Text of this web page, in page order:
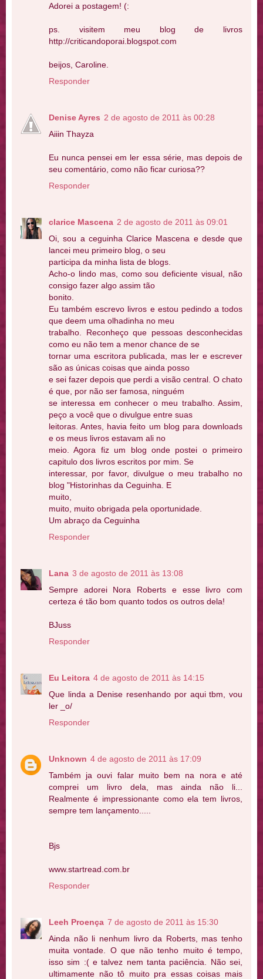
Adorei a postagem! (:
ps. visitem meu blog de livros
http://criticandoporai.blogspot.com
beijos, Caroline.
Responder
Denise Ayres 2 de agosto de 2011 às 00:28
Aiiin Thayza
Eu nunca pensei em ler essa série, mas depois de
seu comentário, como não ficar curiosa??
Responder
clarice Mascena 2 de agosto de 2011 às 09:01
Oi, sou a ceguinha Clarice Mascena e desde que
lancei meu primeiro blog, o seu
participa da minha lista de blogs.
Acho-o lindo mas, como sou deficiente visual, não
consigo fazer algo assim tão
bonito.
Eu também escrevo livros e estou pedindo a todos
que deem uma olhadinha no meu
trabalho. Reconheço que pessoas desconhecidas
como eu não tem a menor chance de se
tornar uma escritora publicada, mas ler e escrever
são as únicas coisas que ainda posso
e sei fazer depois que perdi a visão central. O chato
é que, por não ser famosa, ninguém
se interessa em conhecer o meu trabalho. Assim,
peço a você que o divulgue entre suas
leitoras. Antes, havia feito um blog para downloads
e os meus livros estavam ali no
meio. Agora fiz um blog onde postei o primeiro
capitulo dos livros escritos por mim. Se
interessar, por favor, divulgue o meu trabalho no
blog "Historinhas da Ceguinha. E
muito,
muito, muito obrigada pela oportunidade.
Um abraço da Ceguinha
Responder
Lana 3 de agosto de 2011 às 13:08
Sempre adorei Nora Roberts e esse livro com
certeza é tão bom quanto todos os outros dela!
BJuss
Responder
Eu Leitora 4 de agosto de 2011 às 14:15
Que linda a Denise resenhando por aqui tbm, vou
ler _o/
Responder
Unknown 4 de agosto de 2011 às 17:09
Também ja ouvi falar muito bem na nora e até
comprei um livro dela, mas ainda não li...
Realmente é impressionante como ela tem livros,
sempre tem lançamento.....
Bjs
www.startread.com.br
Responder
Leeh Proença 7 de agosto de 2011 às 15:30
Ainda não li nenhum livro da Roberts, mas tenho
muita vontade. O que não tenho muito é tempo,
isso sim :( e talvez nem tanta paciência. Não sei,
ultimamente não tô muito pra essas coisas mais